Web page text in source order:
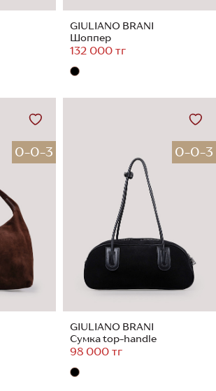
GIULIANO BRANI
Шоппер
132 000 тг
0-0-3 0-0-3
GIULIANO BRANI
Сумка top-handle
98 000 тг